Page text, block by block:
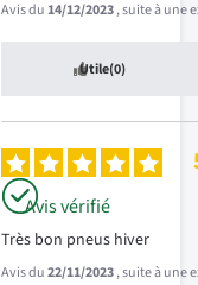
Avis du14/12/2023, suite à une
Utile(0)
Avis vérifié
Très bon pneus hiver
Avis du22/11/2023, suite à une